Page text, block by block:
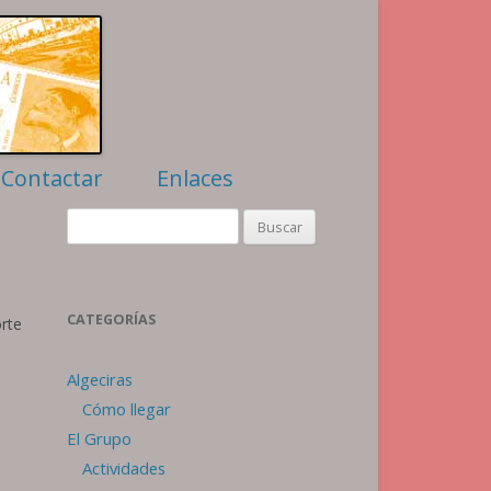
Contactar Enlaces
Filatelia
Numismática
CATEGORÍAS
Algeciras
Cómo llegar
El Grupo
Actividades